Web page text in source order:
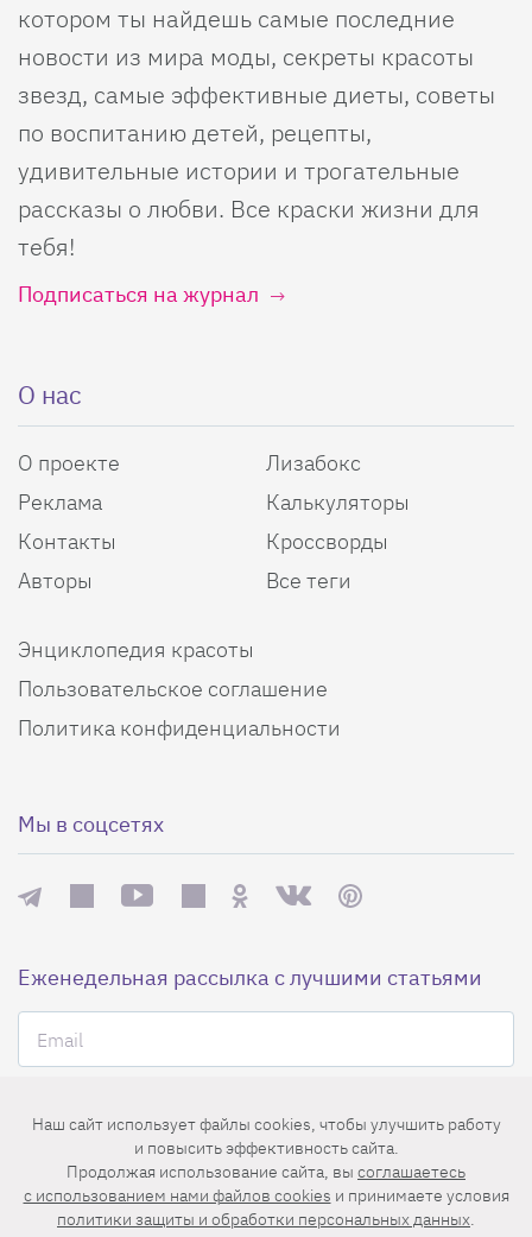
котором ты найдешь самые последние
новости из мира моды, секреты красоты
звезд, самые эффективные диеты, советы
по воспитанию детей, рецепты,
удивительные истории и трогательные
рассказы о любви. Все краски жизни для
тебя!
Подписаться на журнал
О нас
О проекте
Реклама
Контакты
Авторы
Лизабокс
Калькуляторы
Кроссворды
Все теги
Энциклопедия красоты
Пользовательское соглашение
Политика конфиденциальности
Мы в соцсетях
Еженедельная рассылка с лучшими статьями
Нажимая на кнопку «Подписаться», вы принимаете условия
пользовательского соглашения ,политики конфиденциальности и
Наш сайт использует файлы cookies, чтобы улучшить работу
и повысить эффективность сайта.
Продолжая использование сайта, вы соглашаетесь
c использованием нами файлов cookies и принимаете условия
политики защиты и обработки персональных данных.